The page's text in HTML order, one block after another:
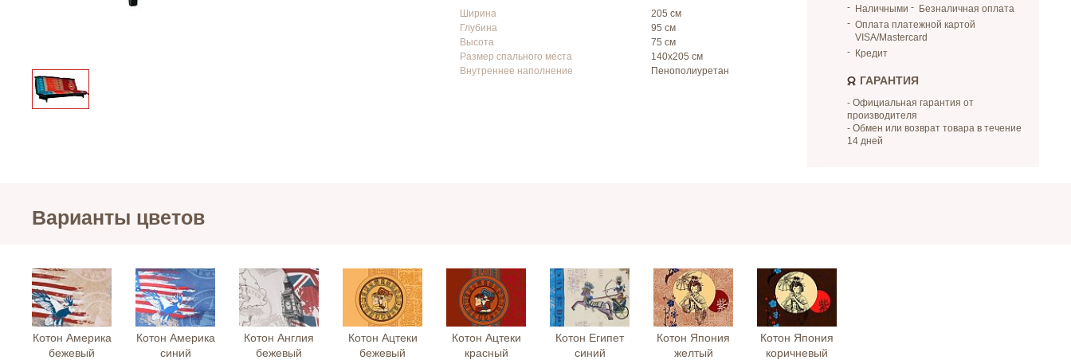
Ширина
205 см
Глубина
95 см
Высота
75 см
Размер спального места
140х205 см
Внутреннее наполнение
Пенополиуретан
Наличными
Безналичная оплата
Оплата платежной картой
VISA/Mastercard
Кредит
ГАРАНТИЯ
- Официальная гарантия от
производителя
- Обмен или возврат товара в течение
14 дней
Варианты цветов
Котон Америка
бежевый
Котон Америка
синий
Котон Англия
бежевый
Котон Ацтеки
бежевый
Котон Ацтеки
красный
Котон Египет
синий
Котон Япония
желтый
Котон Япония
коричневый